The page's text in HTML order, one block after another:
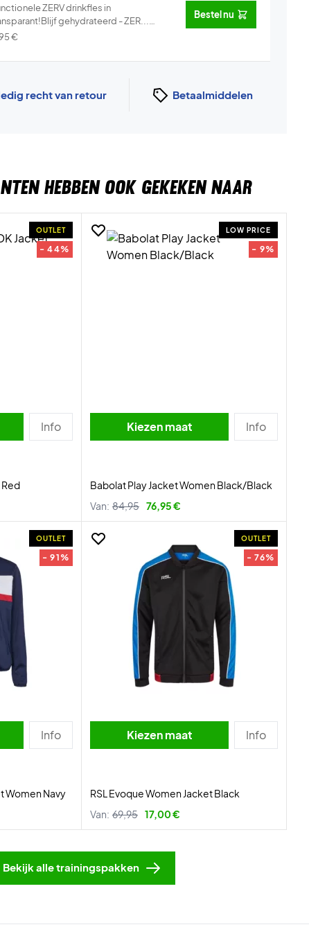
ZERV drinkfles in
gehydrateerd - ZER...
€
Bestel nu
recht van retour Betaalmiddelen
HEBBEN OOK GEKEKEN NAAR
OUTLET
- 44%
Info
LOW PRICE
- 9%
Kiezen maat Info
Babolat Play Jacket Women Black/Black
Van: 84,95 76,95 €
OUTLET
- 91%
Info
Women Navy
OUTLET
- 76%
Kiezen maat Info
RSL Evoque Women Jacket Black
Van: 69,95 17,00 €
Bekijk alle trainingspakken